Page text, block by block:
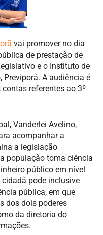
vai promover no dia
de prestação de
e o Instituto de
A audiência é
referentes ao 3º
Vanderlei Avelino,
acompanhar a
a legislação
população toma ciência
público em nível
pode inclusive
pública, em que
dos dois poderes
da diretoria do